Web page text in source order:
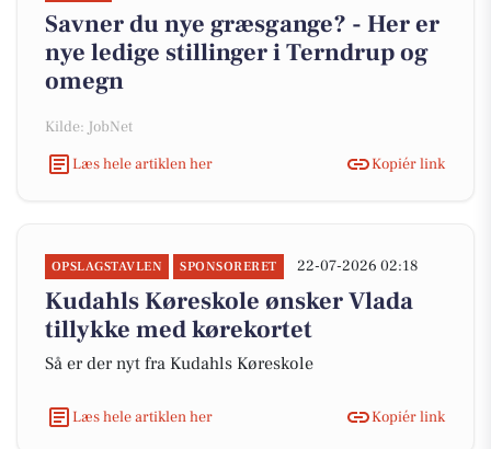
Savner du nye græsgange? - Her er
nye ledige stillinger i Terndrup og
omegn
Kilde: JobNet
Læs hele artiklen her
Kopiér link
OPSLAGSTAVLEN SPONSORERET 22-07-2026 02:18
Kudahls Køreskole ønsker Vlada
tillykke med kørekortet
Så er der nyt fra Kudahls Køreskole
Læs hele artiklen her Kopiér link